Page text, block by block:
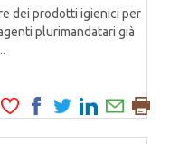
dei prodotti igienici per
plurimandatari già